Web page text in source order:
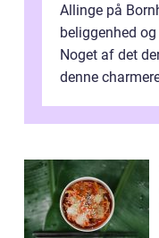
Allinge på
beliggenhed
Noget af det
denne